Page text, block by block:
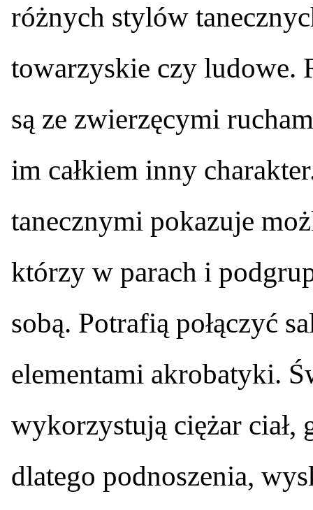
różnych stylów
towarzyskie czy ludowe.
są ze zwierzęcymi
im całkiem inny
tanecznymi pokazuje
którzy w parach i
sobą. Potrafią połączyć
elementami akrobatyki.
wykorzystują ciężar ciał,
dlatego podnoszenia,